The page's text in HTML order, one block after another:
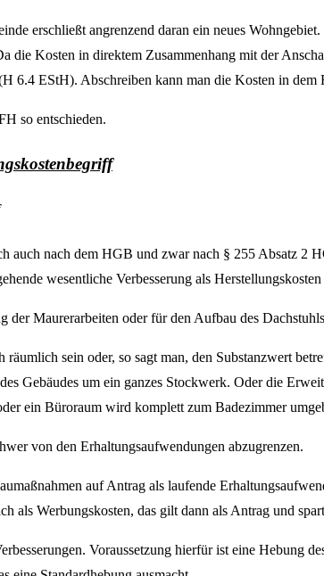
erschließt angrenzend daran ein neues
Kosten in direktem Zusammenhang mit der
6.4 EStH). Abschreiben kann man die Kosten in
so entschieden.
auch nach dem HGB und zwar nach § 255 Absatz
wesentliche Verbesserung als
Maurerarbeiten oder für den Aufbau des
sein oder, so sagt man, den Substanzwert
Gebäudes um ein ganzes Stockwerk. Oder die
ein Büroraum wird komplett zum Badezimmer
von den Erhaltungsaufwendungen abzugrenzen.
auf Antrag als laufende
als Werbungskosten, das gilt dann als Antrag und
Voraussetzung hierfür ist eine Hebung